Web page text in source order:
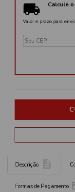
 Calcule
Valor e prazo para
Descrição
Formas de Pagamento